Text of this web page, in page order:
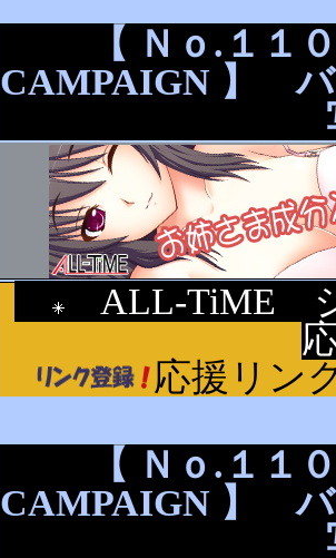
【 Ｎｏ.１１
CAMPAIGN 】 バ
ALL-TiME
応援リン
【 Ｎｏ.１１
CAMPAIGN 】 バ